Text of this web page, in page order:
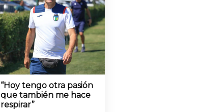
“Hoy tengo otra pasión
que también me hace
respirar”